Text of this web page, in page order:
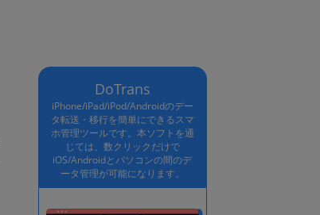
DoTrans
iPhone/iPad/iPod/Androidのデー
タ転送・移行を簡単にできるスマ
ホ管理ツールです。本ソフトを通
じては、数クリックだけで
iOS/Androidとパソコンの間のデ
ータ管理が可能になります。